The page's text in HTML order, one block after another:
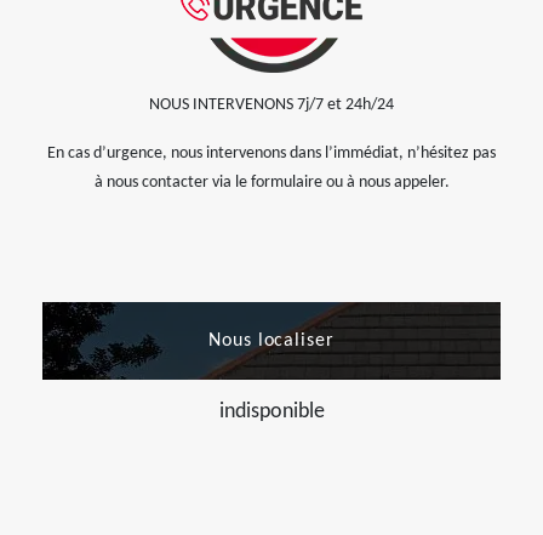
NOUS INTERVENONS 7j/7 et 24h/24
En cas d’urgence, nous intervenons dans l’immédiat, n’hésitez pas
à nous contacter via le formulaire ou à nous appeler.
Nous localiser
indisponible